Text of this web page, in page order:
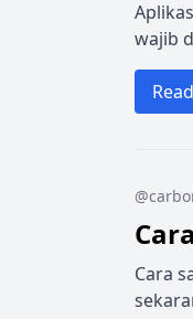
wajib
Cara